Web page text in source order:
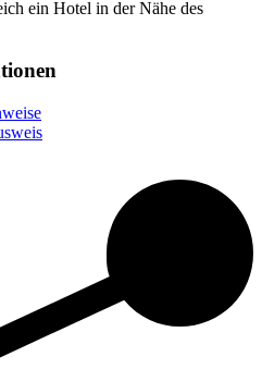
ein Hotel in der Nähe des